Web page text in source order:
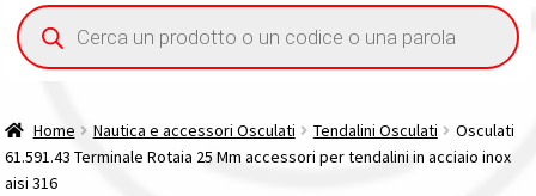
Acquisto iva 4% (agevolata)
Contatti
Ricerca
prodotti
Home Nautica e accessori Osculati Tendalini Osculati
Osculati
61.591.43 Terminale Rotaia 25 Mm accessori per tendalini in acciaio inox
aisi 316